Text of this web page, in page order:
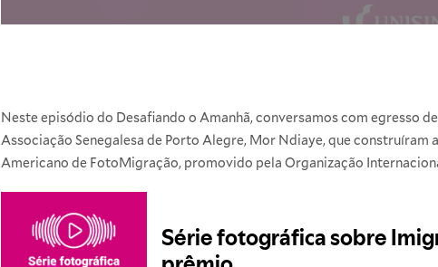
Neste episódio do Desafiando o Amanhã, conversamos com egresso
Associação Senegalesa de Porto Alegre, Mor Ndiaye, que
Americano de FotoMigração, promovido pela Organização